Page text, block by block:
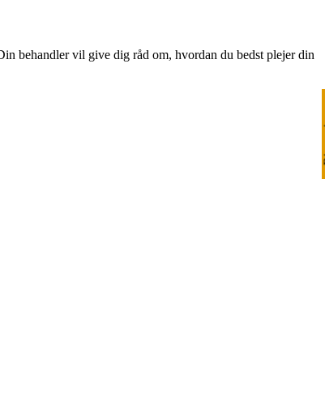
behandler vil give dig råd om, hvordan du bedst plejer din